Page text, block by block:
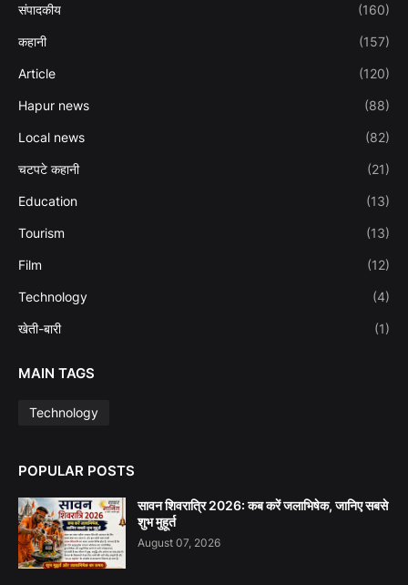
संपादकीय (160)
कहानी (157)
Article (120)
Hapur news (88)
Local news (82)
चटपटे कहानी (21)
Education (13)
Tourism (13)
Film (12)
Technology (4)
खेती-बारी (1)
MAIN TAGS
Technology
POPULAR POSTS
सावन शिवरात्रि 2026: कब करें जलाभिषेक, जानिए सबसे
शुभ मुहूर्त
August 07, 2026